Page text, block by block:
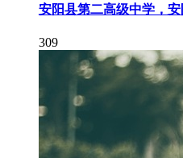
安阳县第二高级中学，
309